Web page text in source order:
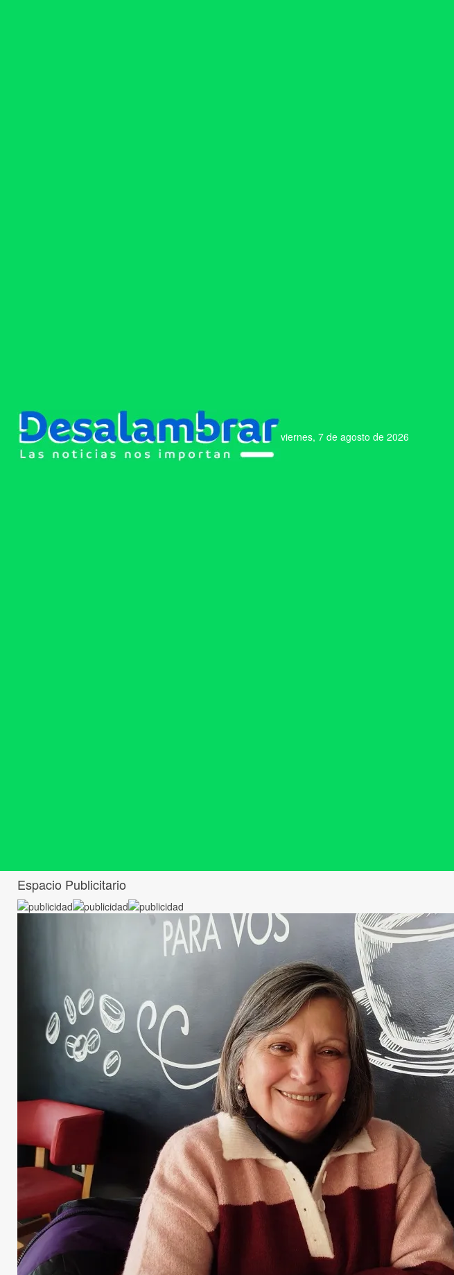
viernes, 7 de agosto de 2026
Espacio Publicitario